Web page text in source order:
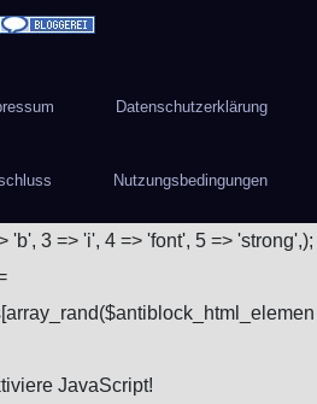
Datenschutzerklärung
Nutzungsbedingungen
'b', 3 => 'i', 4 => 'font', 5 => 'strong',);
JavaScript!